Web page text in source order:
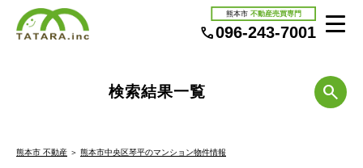
熊本市 不動産売買専門
096-243-7001
検索結果一覧
熊本市 不動産 ＞ 熊本市中央区琴平のマンション物件情報